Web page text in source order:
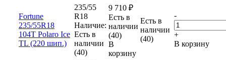
Fortune
235/55R18
104T Polaro Ice
TL (220 шип.)
235/55
R18
Наличие:
Есть в
наличии
(40)
9 710 ₽
Есть в
наличии
(40)
В
корзину
Есть в
наличии
(40)
-
+
В корзину